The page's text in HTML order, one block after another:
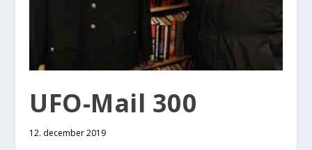
UFO-Mail 300
12. december 2019